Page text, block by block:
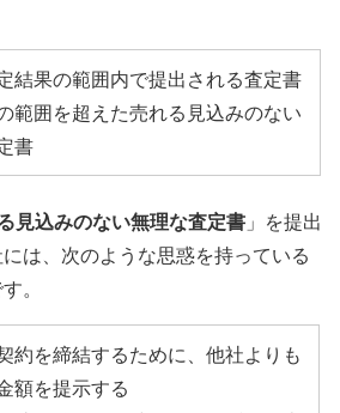
結果の範囲内で提出される査定書
範囲を超えた売れる見込みのない
書
見込みのない無理な査定書 」を提出
は、次のような思惑を持っている
。
約を締結するために、他社よりも
額を提示する